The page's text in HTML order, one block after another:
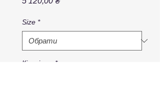
Size *
Кількість *